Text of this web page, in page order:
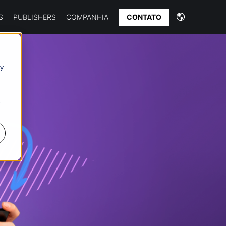
PUBLISHERS COMPANHIA CONTATO